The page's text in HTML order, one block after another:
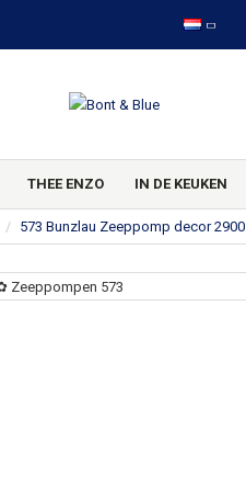
THEE ENZO IN DE KEUKEN
573 Bunzlau Zeeppomp decor 2900